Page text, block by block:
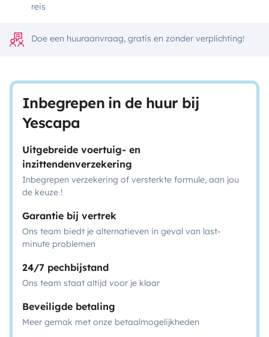
reis
Doe een huuraanvraag, gratis en zonder verplichting!
Inbegrepen in de huur bij
Yescapa
Uitgebreide voertuig- en
inzittendenverzekering
Inbegrepen verzekering of versterkte formule, aan jou
de keuze !
Garantie bij vertrek
Ons team biedt je alternatieven in geval van last-
minute problemen
24/7 pechbijstand
Ons team staat altijd voor je klaar
Beveiligde betaling
Meer gemak met onze betaalmogelijkheden